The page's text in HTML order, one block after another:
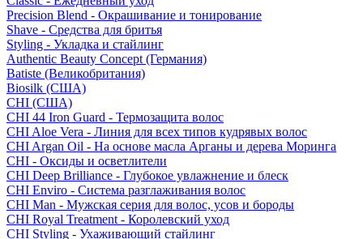
Precision Blend - Окрашивание и тонирование
Shave - Средства для бритья
Styling - Укладка и стайлинг
Authentic Beauty Concept (Германия)
Batiste (Великобритания)
Biosilk (США)
CHI (США)
CHI 44 Iron Guard - Термозащита волос
CHI Aloe Vera - Линия для всех типов кудрявых волос
CHI Argan Oil - На основе масла Арганы и дерева Моринга
CHI - Оксиды и осветлители
CHI Deep Brilliance - Глубокое увлажнение и блеск
CHI Enviro - Система разглаживания волос
CHI Man - Мужская серия для волос, усов и бороды
CHI Royal Treatment - Королевский уход
CHI Styling - Ухаживающий стайлинг